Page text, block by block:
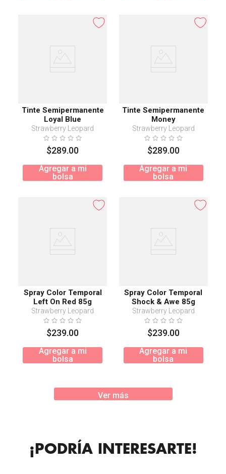
Tinte Semipermanente
Loyal Blue
Strawberry Leopard
$289.00
Agregar a mi
bolsa
Tinte Semipermanente
Money
Strawberry Leopard
$289.00
Agregar a mi
bolsa
Spray Color Temporal
Left On Red 85g
Strawberry Leopard
$239.00
Agregar a mi
bolsa
Spray Color Temporal
Shock & Awe 85g
Strawberry Leopard
$239.00
Agregar a mi
bolsa
Ver más
¡PODRÍA INTERESARTE!